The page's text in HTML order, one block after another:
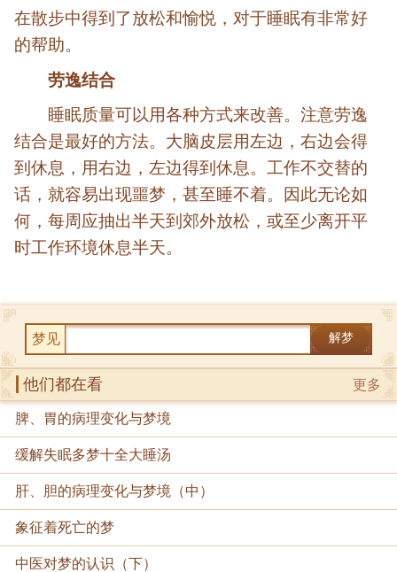
在散步中得到了放松和愉悦，对于睡眠有非常好
的帮助。
劳逸结合
睡眠质量可以用各种方式来改善。注意劳逸
结合是最好的方法。大脑皮层用左边，右边会得
到休息，用右边，左边得到休息。工作不交替的
话，就容易出现噩梦，甚至睡不着。因此无论如
何，每周应抽出半天到郊外放松，或至少离开平
时工作环境休息半天。
梦见 解梦
更多
他们都在看
脾、胃的病理变化与梦境
缓解失眠多梦十全大睡汤
肝、胆的病理变化与梦境（中）
象征着死亡的梦
中医对梦的认识（下）